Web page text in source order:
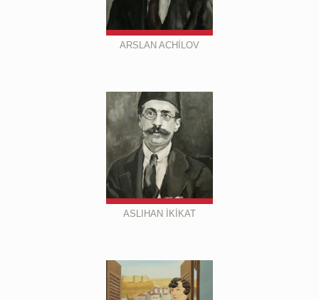
ARSLAN ACHİLOV
ASLIHAN İKİKAT